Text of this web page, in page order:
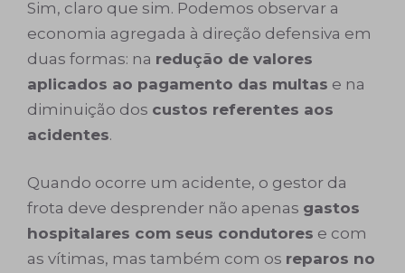
Sim, claro que sim. Podemos observar a
economia agregada à direção defensiva em
duas formas: na redução de valores
aplicados ao pagamento das multas e na
diminuição dos custos referentes aos
acidentes.
Quando ocorre um acidente, o gestor da
frota deve desprender não apenas gastos
hospitalares com seus condutores e com
as vítimas, mas também com os reparos no